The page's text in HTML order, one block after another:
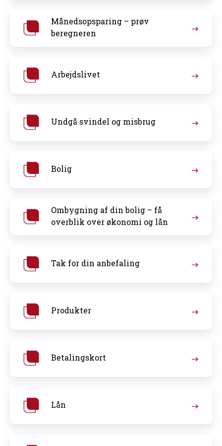
Månedsopsparing – prøv
beregneren
Arbejdslivet
Undgå svindel og misbrug
Bolig
Ombygning af din bolig – få
overblik over økonomi og lån
Tak for din anbefaling
Produkter
Betalingskort
Lån